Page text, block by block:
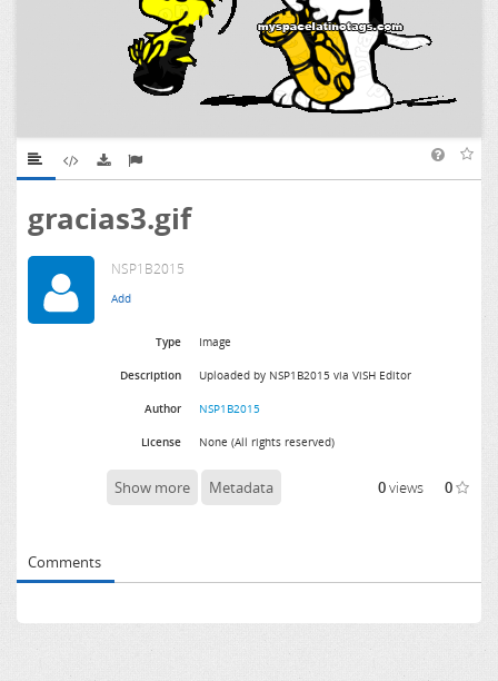
gracias3.gif
NSP1B2015
Type Image
Description Uploaded by NSP1B2015 via ViSH Editor
Author NSP1B2015
License None (All rights reserved)
Show more Metadata 0views 0
Comments